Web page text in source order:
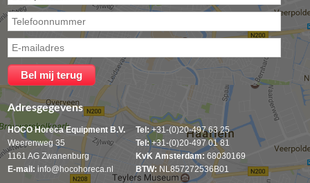
Adresgegevens
HOCO Horeca Equipment B.V.
Weerenweg 35
1161 AG Zwanenburg
E-mail: info@hocohoreca.nl
Tel: +31-(0)20-497 63 25
Tel:+31-(0)20-497 01 81
KvK Amsterdam: 68030169
BTW: NL857272536B01